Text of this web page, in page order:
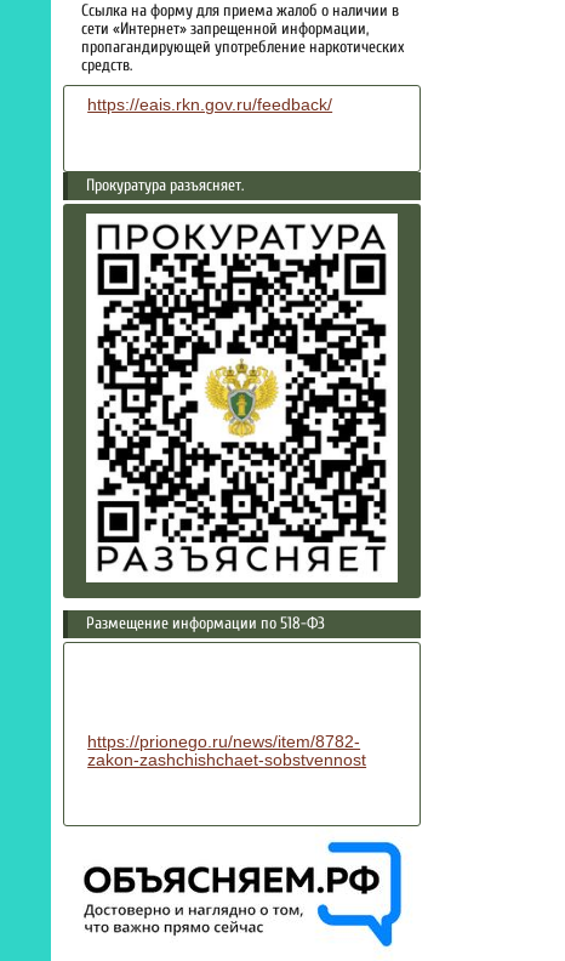
Ссылка на форму для приема жалоб о наличии в
сети «Интернет» запрещенной информации,
пропагандирующей употребление наркотических
средств.
https://eais.rkn.gov.ru/feedback/
Прокуратура разъясняет.
Размещение информации по 518-ФЗ
https://prionego.ru/news/item/8782-
zakon-zashchishchaet-sobstvennost